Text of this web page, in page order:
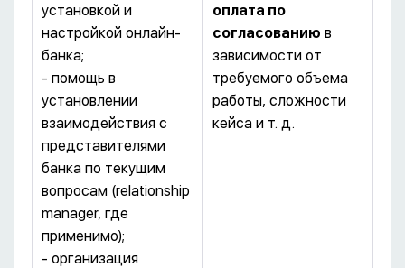
установкой и
настройкой онлайн-
банка;
- помощь в
установлении
взаимодействия с
представителями
банка по текущим
вопросам (relationship
manager, где
применимо);
- организация
оплата по
согласованию в
зависимости от
требуемого объема
работы, сложности
кейса и т. д.